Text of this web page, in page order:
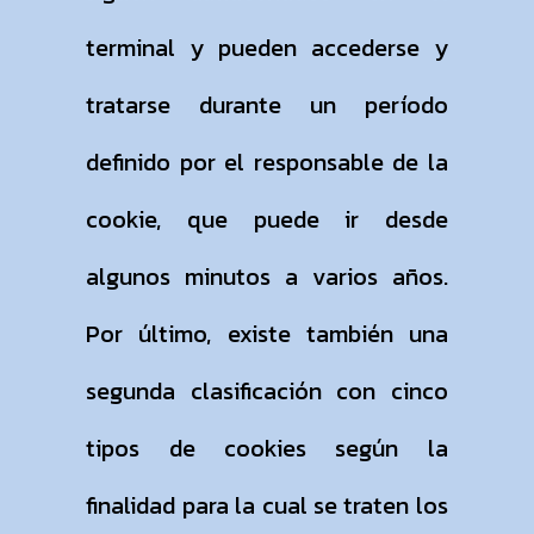
terminal y pueden accederse y
tratarse durante un período
definido por el responsable de la
cookie, que puede ir desde
algunos minutos a varios años.
Por último, existe también una
segunda clasificación con cinco
tipos de cookies según la
finalidad para la cual se traten los